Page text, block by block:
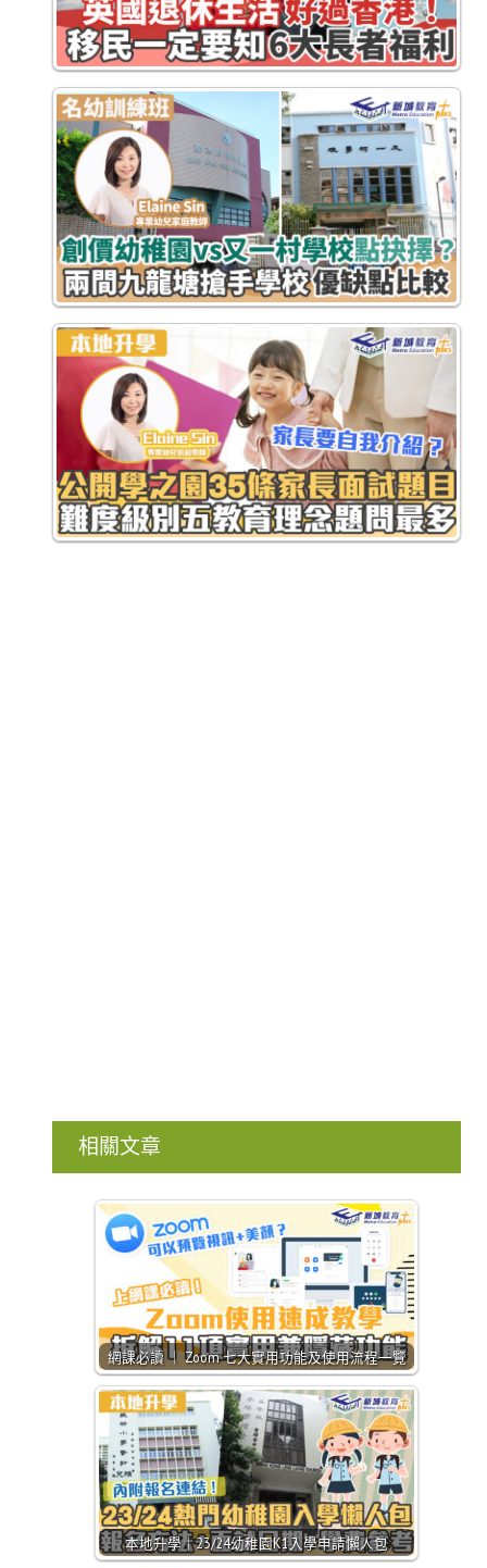
相關文章
網課必讀 ｜ Zoom 七大實用功能及使用流程一覽
本地升學｜23/24幼稚園K1入學申請懶人包